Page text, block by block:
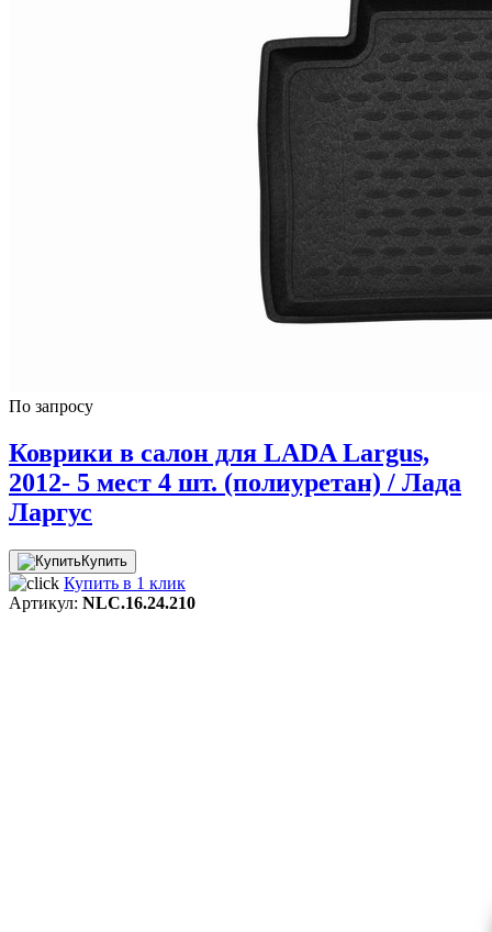
По запросу
Коврики в салон для LADA Largus,
2012- 5 мест 4 шт. (полиуретан) / Лада
Ларгус
Купить
Купить в 1 клик
Артикул: NLC.16.24.210